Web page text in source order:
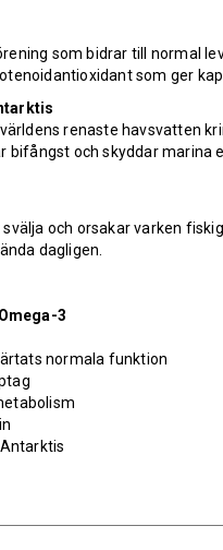
som bidrar till normal
som ger
renaste havsvatten
och skyddar marina
och orsakar varken
dagligen.
3
normala funktion